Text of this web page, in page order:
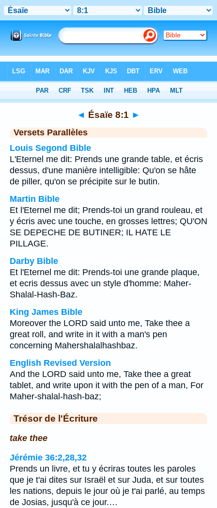
Chapitre 8> Verset 1
◄ Ésaïe 8:1 ►
Versets Parallèles
Louis Segond Bible
L'Eternel me dit: Prends une grande table, et écris
dessus, d'une manière intelligible: Qu'on se hâte
de piller, qu'on se précipite sur le butin.
Martin Bible
Et l'Eternel me dit; Prends-toi un grand rouleau, et
y écris avec une touche, en grosses lettres; QU'ON
SE DEPECHE DE BUTINER; IL HATE LE
PILLAGE.
Darby Bible
Et l'Eternel me dit: Prends-toi une grande plaque,
et ecris dessus avec un style d'homme: Maher-
Shalal-Hash-Baz.
King James Bible
Moreover the LORD said unto me, Take thee a
great roll, and write in it with a man's pen
concerning Mahershalalhashbaz.
English Revised Version
And the LORD said unto me, Take thee a great
tablet, and write upon it with the pen of a man, For
Maher-shalal-hash-baz;
Trésor de l'Écriture
take thee
Jérémie 36:2,28,32
Prends un livre, et tu y écriras toutes les paroles
que je t'ai dites sur Israël et sur Juda, et sur toutes
les nations, depuis le jour où je t'ai parlé, au temps
de Josias, jusqu'à ce jour.…